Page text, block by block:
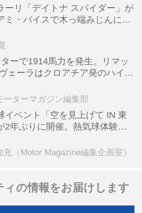
ーリ「デイトナ スパイダー」が
ミ・バイスで木っ端みじんにな
ーで1914馬力を発生。リマッ
ェーラはクロアチア発のハイパ
115】
ーターマガジン編集部
イベント「空を見上げて IN 東
2年ぶりに開催。熱気球体験搭
ツも
充（Motor Magazine編集企画室）
ィの情報をお届けします